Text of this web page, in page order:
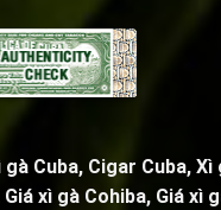
gà Cuba, Cigar Cuba, Xì
Giá xì gà Cohiba, Giá xì